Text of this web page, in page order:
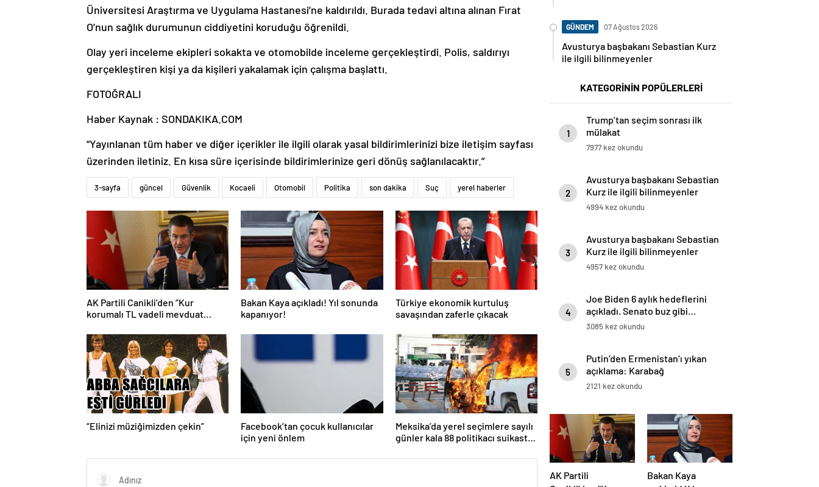
Üniversitesi Araştırma ve Uygulama Hastanesi’ne kaldırıldı. Burada tedavi altına alınan Fırat
O’nun sağlık durumunun ciddiyetini koruduğu öğrenildi.
Olay yeri inceleme ekipleri sokakta ve otomobilde inceleme gerçekleştirdi. Polis, saldırıyı
gerçekleştiren kişi ya da kişileri yakalamak için çalışma başlattı.
FOTOĞRALI
Haber Kaynak : SONDAKIKA.COM
“Yayınlanan tüm haber ve diğer içerikler ile ilgili olarak yasal bildirimlerinizi bize iletişim sayfası
üzerinden iletiniz. En kısa süre içerisinde bildirimlerinize geri dönüş sağlanılacaktır.”
3-sayfa güncel Güvenlik Kocaeli Otomobil Politika son dakika Suç yerel haberler
AK Partili Canikli’den “Kur
korumalı TL vadeli mevduat
Bakan Kaya açıkladı! Yıl sonunda
kapanıyor!
Türkiye ekonomik kurtuluş
savaşından zaferle çıkacak
“Elinizi müziğimizden çekin”
Facebook’tan çocuk kullanıcılar
için yeni önlem
Meksika’da yerel seçimlere sayılı
günler kala 88 politikacı suikasta
GÜNDEM 07 Ağustos 2026
Avusturya başbakanı Sebastian Kurz
ile ilgili bilinmeyenler
KATEGORİNİN POPÜLERLERİ
1
Trump’tan seçim sonrası ilk
mülakat
7977 kez okundu
2
Avusturya başbakanı Sebastian
Kurz ile ilgili bilinmeyenler
4994 kez okundu
3
Avusturya başbakanı Sebastian
Kurz ile ilgili bilinmeyenler
4957 kez okundu
4
Joe Biden 6 aylık hedeflerini
açıkladı. Senato buz gibi…
3085 kez okundu
5
Putin’den Ermenistan’ı yıkan
açıklama: Karabağ
Azerbaycan’ın ayrılmaz bir
2121 kez okundu
AK Partili
Bakan Kaya